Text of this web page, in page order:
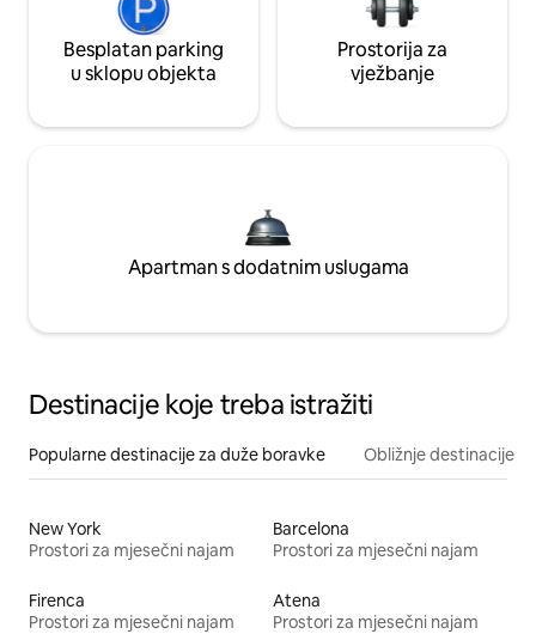
Besplatan parking
u sklopu objekta
Prostorija za
vježbanje
Apartman s dodatnim uslugama
Destinacije koje treba istražiti
Popularne destinacije za duže boravke Obližnje destinacije
New York
Prostori za mjesečni najam
Barcelona
Prostori za mjesečni najam
Firenca
Prostori za mjesečni najam
Atena
Prostori za mjesečni najam